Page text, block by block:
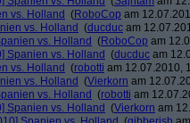
vs. Holland (RoboCop am
vs. Holland (ducduc am
vs. Holland (RoboCop am
Spanien vs. Holland (ducduc am
vs. Holland (robotti am 12.07.2010,
vs. Holland (Vierkorn am
vs. Holland (robotti am
Spanien vs. Holland (Vierkorn am